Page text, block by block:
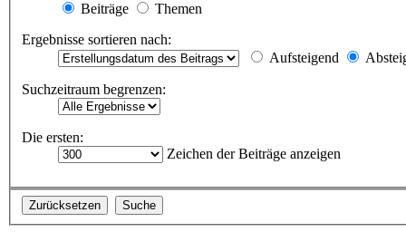
Beiträge
Themen
Ergebnisse sortieren nach:
Aufsteigend
Suchzeitraum begrenzen:
Die ersten:
Zeichen der Beiträge anzeigen